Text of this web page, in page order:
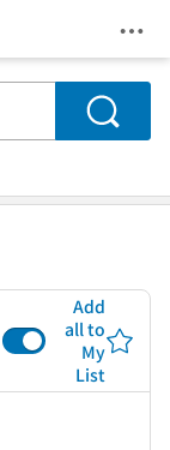
Search
Add
all to
My
List